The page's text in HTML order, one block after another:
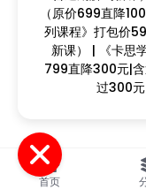
❅
首页
（原价699直降
列课程》打包价
新课） | 《卡思
799直降300元|含
过300元